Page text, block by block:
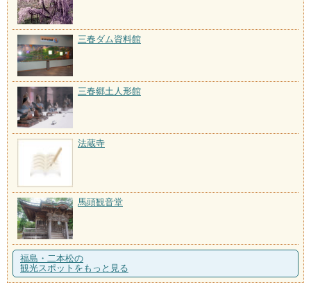
三春ダム資料館
三春郷土人形館
法蔵寺
馬頭観音堂
福島・二本松の
観光スポットをもっと見る